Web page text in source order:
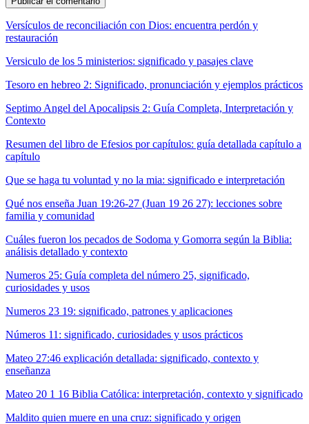
Versículos de reconciliación con Dios: encuentra perdón y
restauración
Versiculo de los 5 ministerios: significado y pasajes clave
Tesoro en hebreo 2: Significado, pronunciación y ejemplos prácticos
Septimo Angel del Apocalipsis 2: Guía Completa, Interpretación y
Contexto
Resumen del libro de Efesios por capítulos: guía detallada capítulo a
capítulo
Que se haga tu voluntad y no la mia: significado e interpretación
Qué nos enseña Juan 19:26-27 (Juan 19 26 27): lecciones sobre
familia y comunidad
Cuáles fueron los pecados de Sodoma y Gomorra según la Biblia:
análisis detallado y contexto
Numeros 25: Guía completa del número 25, significado,
curiosidades y usos
Numeros 23 19: significado, patrones y aplicaciones
Números 11: significado, curiosidades y usos prácticos
Mateo 27:46 explicación detallada: significado, contexto y
enseñanza
Mateo 20 1 16 Biblia Católica: interpretación, contexto y significado
Maldito quien muere en una cruz: significado y origen